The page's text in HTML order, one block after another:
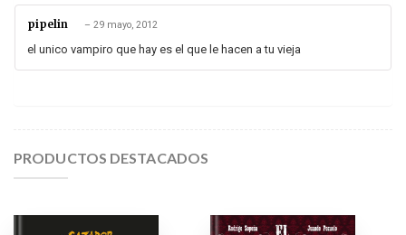
pipelin – 29 mayo, 2012
el unico vampiro que hay es el que le hacen a tu vieja
PRODUCTOS DESTACADOS